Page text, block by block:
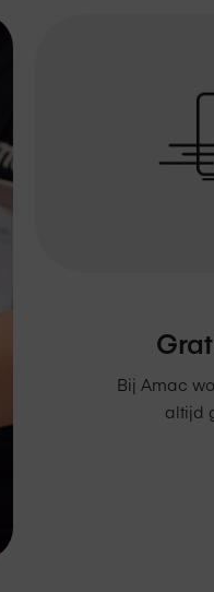
Bij Amac
altijd